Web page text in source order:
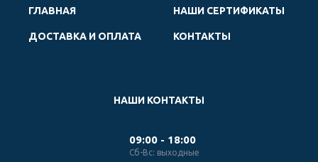
ГЛАВНАЯ НАШИ СЕРТИФИКАТЫ
ДОСТАВКА И ОПЛАТА КОНТАКТЫ
НАШИ КОНТАКТЫ
09:00 - 18:00
Сб-Вс: выходные